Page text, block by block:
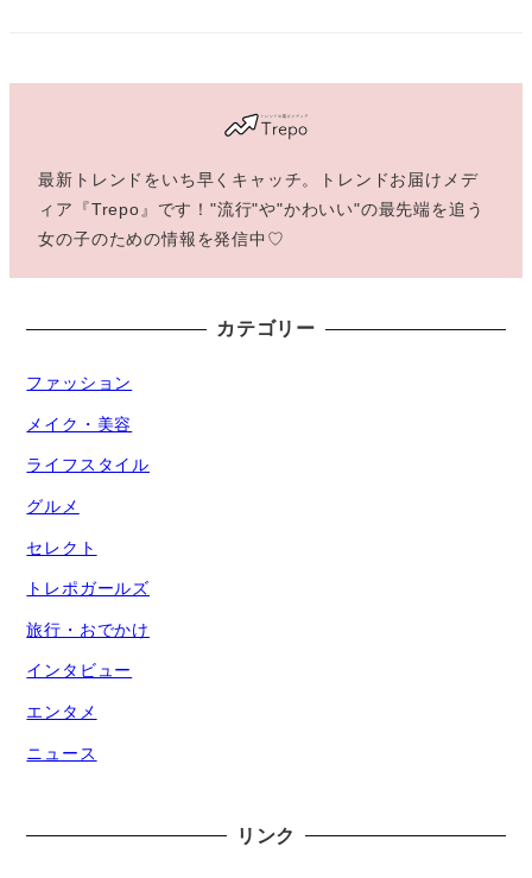
最新トレンドをいち早くキャッチ。トレンドお届けメデ
ィア『Trepo』です！"流行"や"かわいい"の最先端を追う
女の子のための情報を発信中♡
カテゴリー
ファッション
メイク・美容
ライフスタイル
グルメ
セレクト
トレポガールズ
旅行・おでかけ
インタビュー
エンタメ
ニュース
リンク